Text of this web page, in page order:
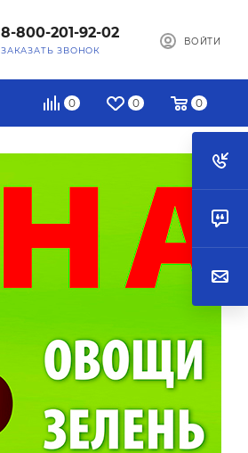
8-800-201-92-02
ЗАКАЗАТЬ ЗВОНОК
ВОЙТИ
0 0 0